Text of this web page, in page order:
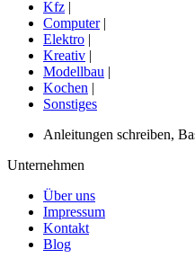
Kfz |
Computer|
Elektro |
Kreativ |
Modellbau |
Kochen |
Sonstiges
Anleitungen schreiben,
Unternehmen
Über uns
Impressum
Kontakt
Blog